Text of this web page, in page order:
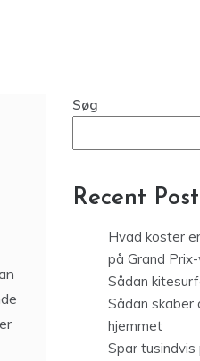
Søg
Recent
Hvad koster
på Grand
Sådan
Sådan skaber
hjemmet
Spar tusindvis